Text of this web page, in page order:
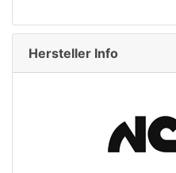
Hersteller Info